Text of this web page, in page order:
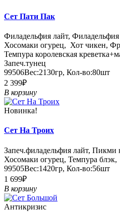
Сет Пати Пак
Филадельфия лайт,
Хосомаки огурец, Хот чикен,
Темпура королевская
Запеч.тунец
99506Вес:2130гр, Кол-во:80шт
2 399₽
В корзину
Новинка!
Сет На Троих
Запеч.филадельфия лайт, Пикми
Хосомаки огурец, Темпура
99505Вес:1420гр, Кол-во:56шт
1 699₽
В корзину
Антикризис